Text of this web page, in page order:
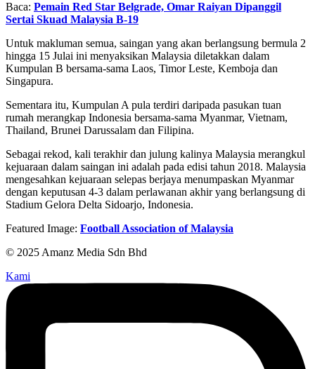
Baca: Pemain Red Star Belgrade, Omar Raiyan Dipanggil
Sertai Skuad Malaysia B-19
Untuk makluman semua, saingan yang akan berlangsung bermula 2
hingga 15 Julai ini menyaksikan Malaysia diletakkan dalam
Kumpulan B bersama-sama Laos, Timor Leste, Kemboja dan
Singapura.
Sementara itu, Kumpulan A pula terdiri daripada pasukan tuan
rumah merangkap Indonesia bersama-sama Myanmar, Vietnam,
Thailand, Brunei Darussalam dan Filipina.
Sebagai rekod, kali terakhir dan julung kalinya Malaysia merangkul
kejuaraan dalam saingan ini adalah pada edisi tahun 2018. Malaysia
mengesahkan kejuaraan selepas berjaya menumpaskan Myanmar
dengan keputusan 4-3 dalam perlawanan akhir yang berlangsung di
Stadium Gelora Delta Sidoarjo, Indonesia.
Featured Image: Football Association of Malaysia
© 2025 Amanz Media Sdn Bhd
Kami